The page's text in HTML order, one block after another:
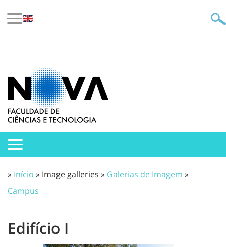
» Início » Image galleries » Galerias de Imagem »
Campus
Edifício I